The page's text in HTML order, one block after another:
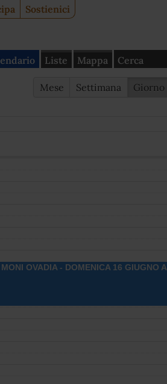
Sostienici
Liste Mappa Cerca
Mese Settimana Giorno
OVADIA - DOMENICA 16 GIUGNO A